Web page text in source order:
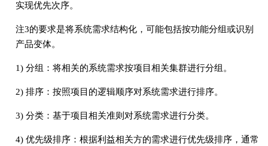
实现优先次序。
注3的要求是将系统需求结构化，可能包括按功能分组或识别
产品变体。
1) 分组：将相关的系统需求按项目相关集群进行分组。
2) 排序：按照项目的逻辑顺序对系统需求进行排序。
3) 分类：基于项目相关准则对系统需求进行分类。
4) 优先级排序：根据利益相关方的需求进行优先级排序，通常